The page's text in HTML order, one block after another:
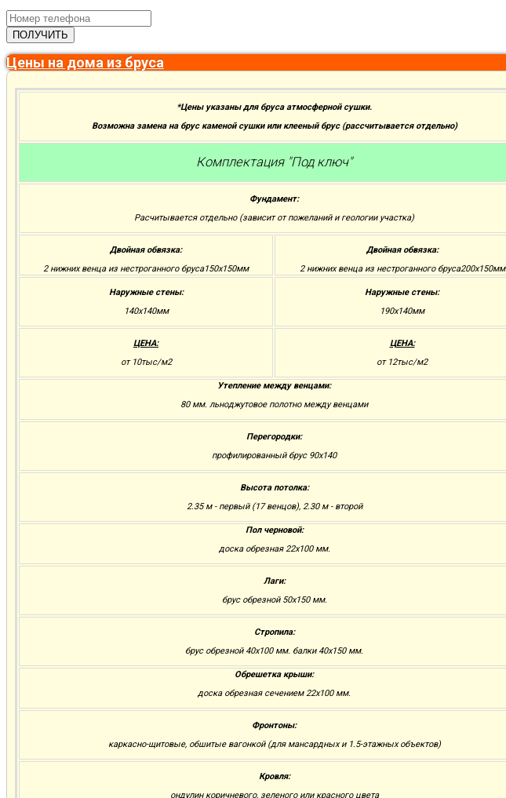
Цены на дома из бруса
*Цены указаны для бруса атмосферной сушки.
Возможна замена на брус каменой сушки или клееный брус (рассчитывается отдельно)
Комплектация "Под ключ"
Фундамент:
Расчитывается отдельно (зависит от пожеланий и геологии участка)
Двойная обвязка:
2 нижних венца из нестроганного бруса150х150мм
Двойная обвязка:
2 нижних венца из нестроганного бруса200x150мм
Наружные стены:
140х140мм
Наружные стены:
190х140мм
ЦЕНА:
от 10тыс/м2
ЦЕНА:
от 12тыс/м2
Утепление между венцами:
80 мм. льноджутовое полотно между венцами
Перегородки:
профилированный брус 90х140
Высота потолка:
2.35 м - первый (17 венцов), 2.30 м - второй
Пол черновой:
доска обрезная 22х100 мм.
Лаги:
брус обрезной 50х150 мм.
Стропила:
брус обрезной 40х100 мм. балки 40х150 мм.
Обрешетка крыши:
доска обрезная сечением 22х100 мм.
Фронтоны:
каркасно-щитовые, обшитые вагонкой (для мансардных и 1.5-этажных объектов)
Кровля:
ондулин коричневого, зеленого или красного цвета